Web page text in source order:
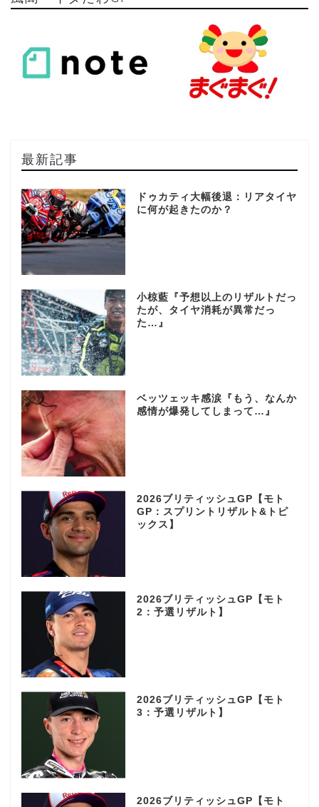
最新記事
ドゥカティ大幅後退：リアタイヤ
に何が起きたのか？
小椋藍『予想以上のリザルトだっ
たが、タイヤ消耗が異常だっ
た…』
ベッツェッキ感涙『もう、なんか
感情が爆発してしまって…』
2026ブリティッシュGP【モト
GP：スプリントリザルト&トピ
ックス】
2026ブリティッシュGP【モト
2：予選リザルト】
2026ブリティッシュGP【モト
3：予選リザルト】
2026ブリティッシュGP【モト